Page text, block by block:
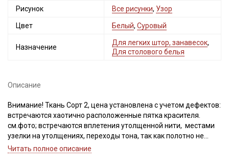
Рисунок Все рисунки, Узор
Цвет Белый, Суровый
Назначение
Для легких штор, занавесок,
Для столового белья
Описание
Внимание! Ткань Сорт 2, цена установлена с учетом дефектов:
встречаются хаотично расположенные пятка красителя.
см.фото; встречаются вплетения утолщенной нити, местами
узелки на утолщениях, переходы тона, так как полотно не
окрашивалось, не отбеливалось и имеет натуральный
Читать полное описание